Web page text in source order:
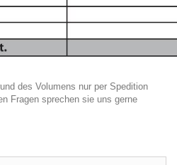
des Volumens nur per Spedition
Fragen sprechen sie uns gerne